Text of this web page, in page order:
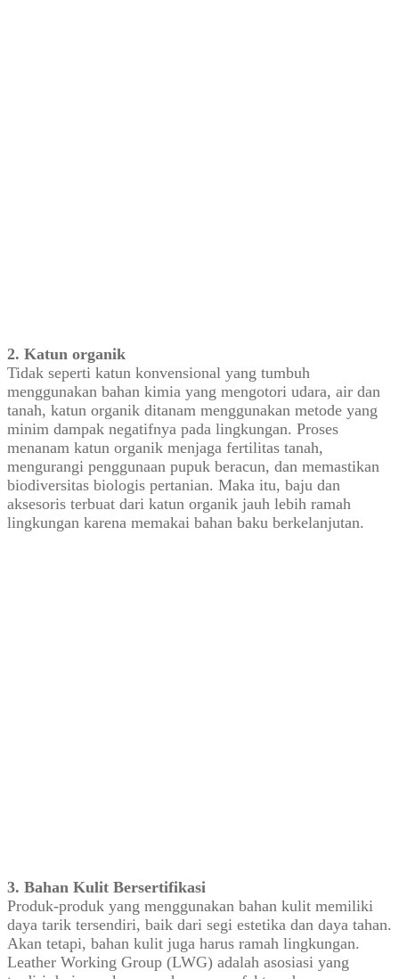
2. Katun organik
Tidak seperti katun konvensional yang tumbuh
menggunakan bahan kimia yang mengotori udara, air dan
tanah, katun organik ditanam menggunakan metode yang
minim dampak negatifnya pada lingkungan. Proses
menanam katun organik menjaga fertilitas tanah,
mengurangi penggunaan pupuk beracun, dan memastikan
biodiversitas biologis pertanian. Maka itu, baju dan
aksesoris terbuat dari katun organik jauh lebih ramah
lingkungan karena memakai bahan baku berkelanjutan.
3. Bahan Kulit Bersertifikasi
Produk-produk yang menggunakan bahan kulit memiliki
daya tarik tersendiri, baik dari segi estetika dan daya tahan.
Akan tetapi, bahan kulit juga harus ramah lingkungan.
Leather Working Group (LWG) adalah asosiasi yang